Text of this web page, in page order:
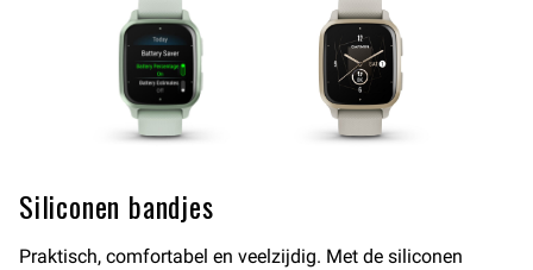
Siliconen bandjes
Praktisch, comfortabel en veelzijdig. Met de siliconen